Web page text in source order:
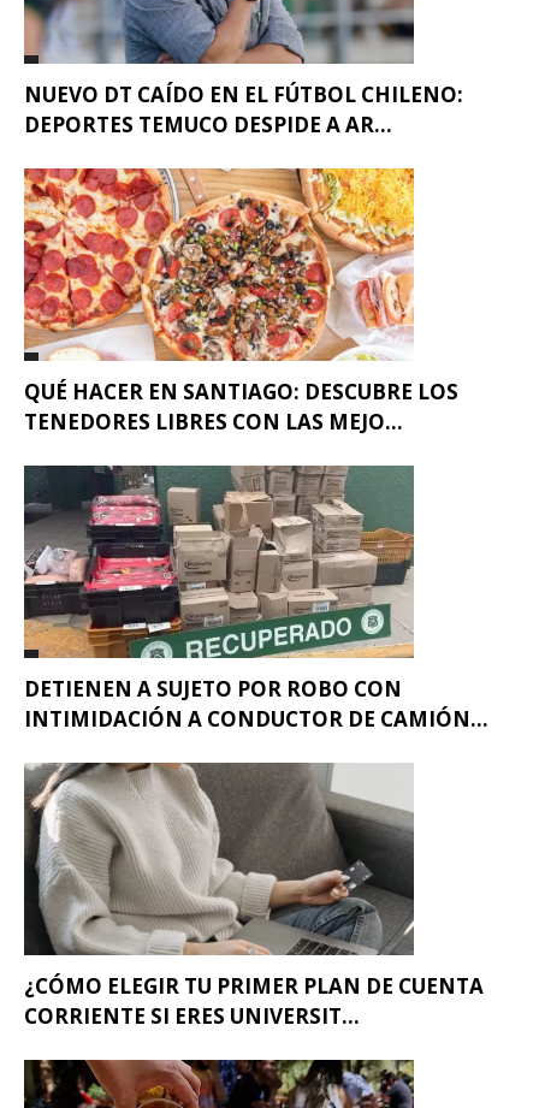
NUEVO DT CAÍDO EN EL FÚTBOL CHILENO:
DEPORTES TEMUCO DESPIDE A AR...
QUÉ HACER EN SANTIAGO: DESCUBRE LOS
TENEDORES LIBRES CON LAS MEJO...
DETIENEN A SUJETO POR ROBO CON
INTIMIDACIÓN A CONDUCTOR DE CAMIÓN...
¿CÓMO ELEGIR TU PRIMER PLAN DE CUENTA
CORRIENTE SI ERES UNIVERSIT...